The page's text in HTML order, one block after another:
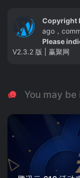
Copyright
ago，
Please
V2.3.2 版 | 赢聚网
You may